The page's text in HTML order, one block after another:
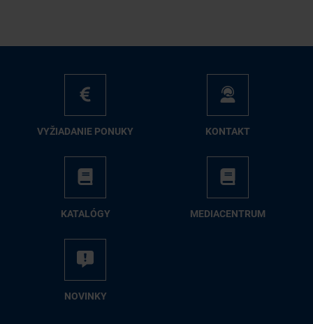
VY­ŽIA­DA­NIE PO­NU­KY KON­TAKT
KA­TA­LÓ­GY ME­DIA­CEN­TRUM
NO­VIN­KY